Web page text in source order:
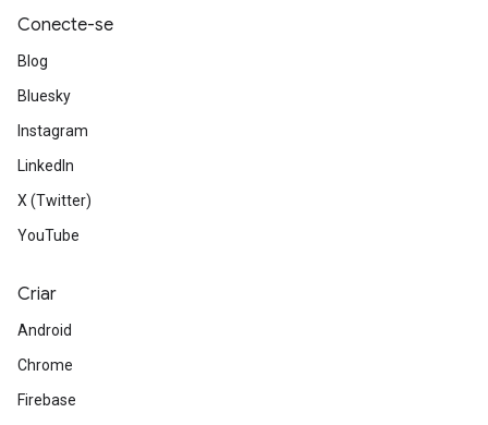
Conecte-se
Blog
Bluesky
Instagram
LinkedIn
X (Twitter)
YouTube
Criar
Android
Chrome
Firebase